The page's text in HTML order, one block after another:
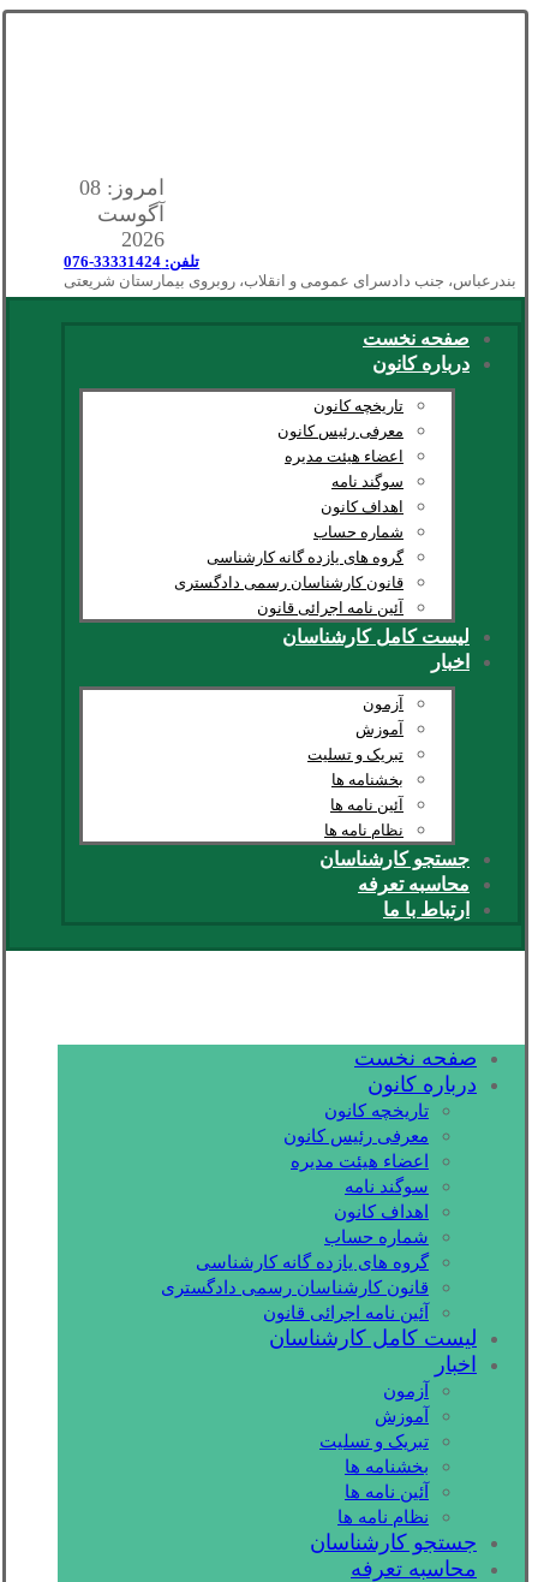
امروز: 08
آگوست
2026
تلفن: 33331424-076
بندرعباس، جنب دادسرای عمومی و انقلاب، روبروی بیمارستان شریعتی
صفحه نخست
درباره کانون
تاریخچه کانون
معرفی رئیس کانون
اعضاء هیئت مدیره
سوگند نامه
اهداف کانون
شماره حساب
گروه های یازده گانه کارشناسی
قانون کارشناسان رسمی دادگستری
آئین نامه اجرائی قانون
لیست کامل کارشناسان
اخبار
آزمون
آموزش
تبریک و تسلیت
بخشنامه ها
آئین نامه ها
نظام نامه ها
جستجو کارشناسان
محاسبه تعرفه
ارتباط با ما
صفحه نخست
درباره کانون
تاریخچه کانون
معرفی رئیس کانون
اعضاء هیئت مدیره
سوگند نامه
اهداف کانون
شماره حساب
گروه های یازده گانه کارشناسی
قانون کارشناسان رسمی دادگستری
آئین نامه اجرائی قانون
لیست کامل کارشناسان
اخبار
آزمون
آموزش
تبریک و تسلیت
بخشنامه ها
آئین نامه ها
نظام نامه ها
جستجو کارشناسان
محاسبه تعرفه